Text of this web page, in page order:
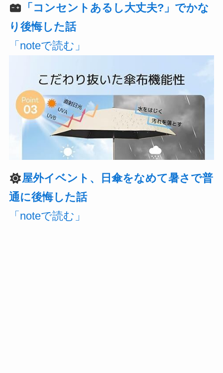
「コンセントあるし大丈夫?」でかな
り後悔した話
「noteで読む」
屋外イベント、日傘をなめて暑さで普
通に後悔した話
「noteで読む」